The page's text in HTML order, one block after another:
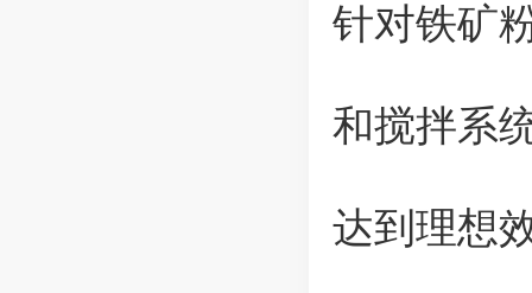
针对铁矿
和搅拌系
达到理想